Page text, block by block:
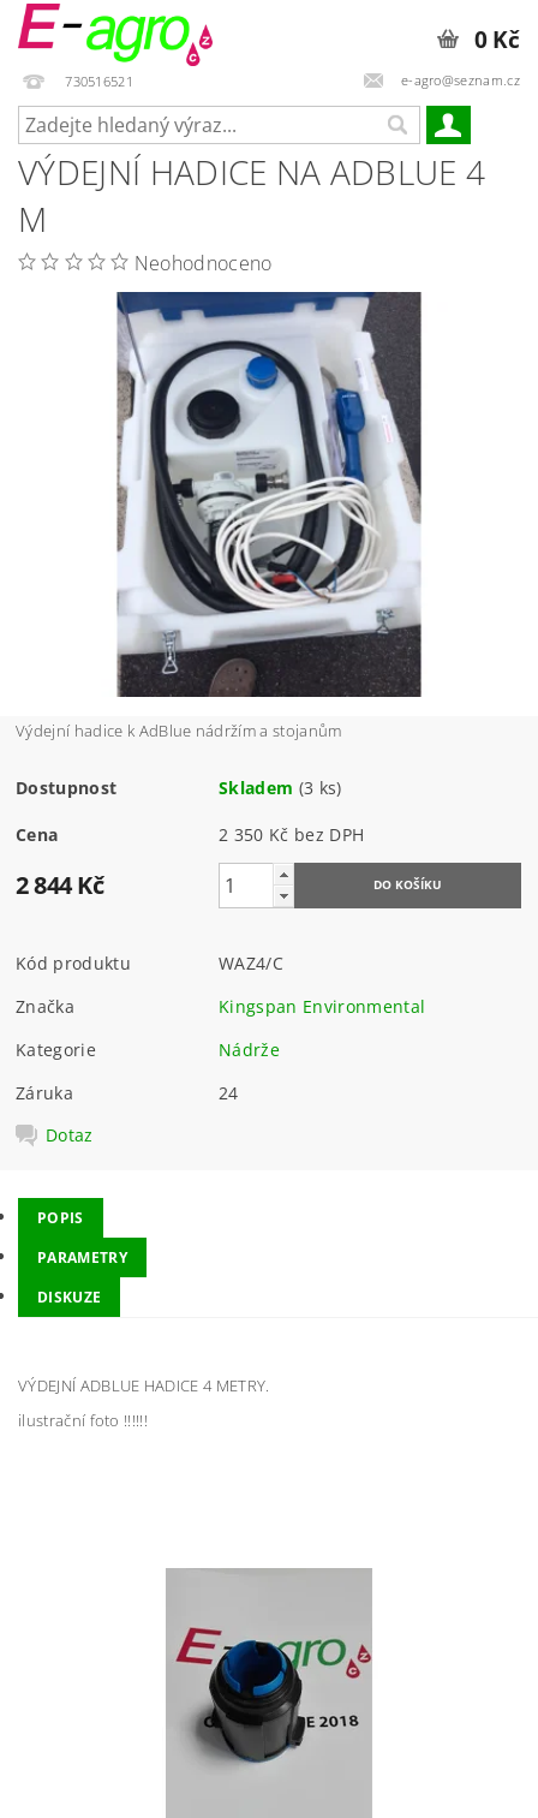
730516521 e-agro@seznam.cz
0 Kč
VÝDEJNÍ HADICE NA ADBLUE 4
M
Neohodnoceno
Výdejní hadice k AdBlue nádržím a stojanům
Dostupnost Skladem (3 ks)
Cena 2 350 Kč bez DPH
2 844 Kč
Kód produktu
WAZ4/C
Značka
Kingspan Environmental
Kategorie
Nádrže
Záruka
24
Dotaz
POPIS
PARAMETRY
DISKUZE
VÝDEJNÍ ADBLUE HADICE 4 METRY.
ilustrační foto !!!!!!